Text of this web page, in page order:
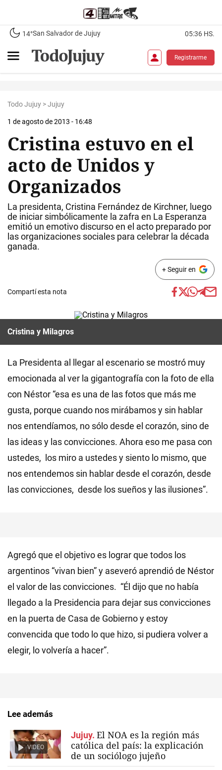
14°San Salvador de Jujuy 05:36 HS.
Registrarme
Todo Jujuy >Jujuy
1 de agosto de 2013 - 16:48
Cristina estuvo en el
acto de Unidos y
Organizados
La presidenta, Cristina Fernández de Kirchner, luego
de iniciar simbólicamente la zafra en La Esperanza
emitió un emotivo discurso en el acto preparado por
las organizaciones sociales para celebrar la década
ganada.
+ Seguir en
Compartí esta nota
Cristina y Milagros
La Presidenta al llegar al escenario se mostró muy
emocionada al ver la gigantografía con la foto de ella
con Néstor “esa es una de las fotos que más me
gusta, porque cuando nos mirábamos y sin hablar
nos entendíamos, no sólo desde el corazón, sino de
las ideas y las convicciones. Ahora eso me pasa con
ustedes, los miro a ustedes y siento lo mismo, que
nos entendemos sin hablar desde el corazón, desde
las convicciones, desde los sueños y las ilusiones”.
Agregó que el objetivo es lograr que todos los
argentinos “vivan bien” y aseveró aprendió de Néstor
el valor de las convicciones. “Él dijo que no había
llegado a la Presidencia para dejar sus convicciones
en la puerta de Casa de Gobierno y estoy
convencida que todo lo que hizo, si pudiera volver a
elegir, lo volvería a hacer”.
Lee además
VIDEO
Jujuy. El NOA es la región más
católica del país: la explicación
de un sociólogo jujeño